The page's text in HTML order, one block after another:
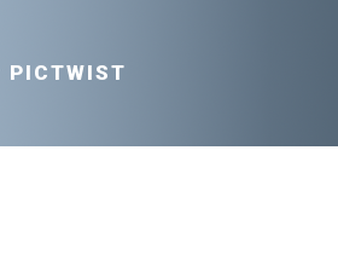
PICTWIST